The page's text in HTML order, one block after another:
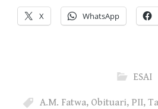
X WhatsApp
ESAI
A.M. Fatwa, Obituari, PII,